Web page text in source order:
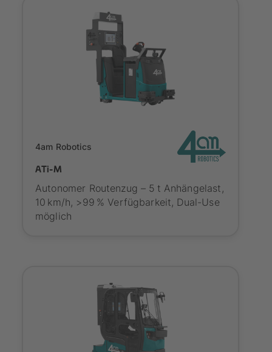
4am Robotics
ATi-M
Autonomer Routenzug – 5 t Anhängelast,
10 km/h, >99 % Verfügbarkeit, Dual-Use
möglich